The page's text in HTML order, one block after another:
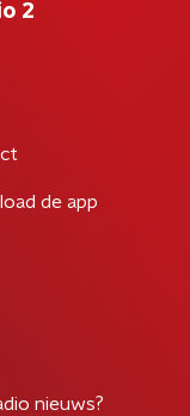
2
de app
nieuws?